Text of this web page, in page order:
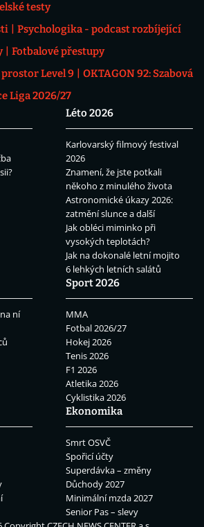
testy
Psychologika - podcast rozbíjející
Fotbalové přestupy
Level 9
OKTAGON 92: Szabová
Liga 2026/27
Léto 2026
Karlovarský filmový festival
2026
Znamení, že jste potkali
někoho z minulého života
Astronomické úkazy 2026:
zatmění slunce a další
Jak obléci miminko při
vysokých teplotách?
Jak na dokonalé letní mojito
6 lehkých letních salátů
ní
Sport 2026
MMA
Fotbal 2026/27
Hokej 2026
Tenis 2026
F1 2026
Atletika 2026
Cyklistika 2026
Ekonomika
Smrt OSVČ
Spořicí účty
Superdávka – změny
Důchody 2027
Minimální mzda 2027
Senior Pas – slevy